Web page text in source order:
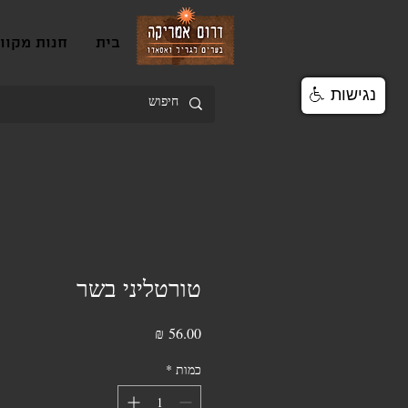
בית חנות
טורטליני בשר
כמות *
נגישות